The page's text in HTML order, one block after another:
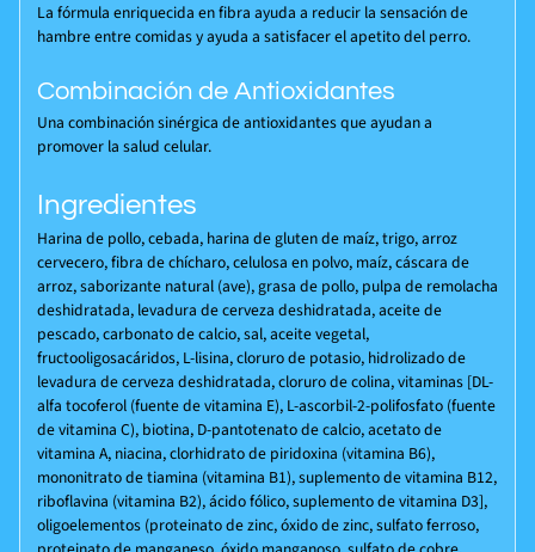
La fórmula enriquecida en fibra ayuda a reducir la sensación de
hambre entre comidas y ayuda a satisfacer el apetito del perro.
Combinación de Antioxidantes
Una combinación sinérgica de antioxidantes que ayudan a
promover la salud celular.
Ingredientes
Harina de pollo, cebada, harina de gluten de maíz, trigo, arroz
cervecero, fibra de chícharo, celulosa en polvo, maíz, cáscara de
arroz, saborizante natural (ave), grasa de pollo, pulpa de remolacha
deshidratada, levadura de cerveza deshidratada, aceite de
pescado, carbonato de calcio, sal, aceite vegetal,
fructooligosacáridos, L-lisina, cloruro de potasio, hidrolizado de
levadura de cerveza deshidratada, cloruro de colina, vitaminas [DL-
alfa tocoferol (fuente de vitamina E), L-ascorbil-2-polifosfato (fuente
de vitamina C), biotina, D-pantotenato de calcio, acetato de
vitamina A, niacina, clorhidrato de piridoxina (vitamina B6),
mononitrato de tiamina (vitamina B1), suplemento de vitamina B12,
riboflavina (vitamina B2), ácido fólico, suplemento de vitamina D3],
oligoelementos (proteinato de zinc, óxido de zinc, sulfato ferroso,